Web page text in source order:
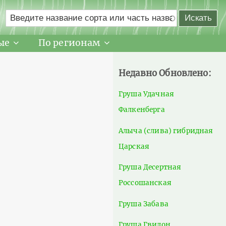
По регионам
Недавно Обновлено:
Груша Удачная
Фалкенберга
Алыча (слива) гибридная
Царская
Груша Десертная
Россошанская
Груша Забава